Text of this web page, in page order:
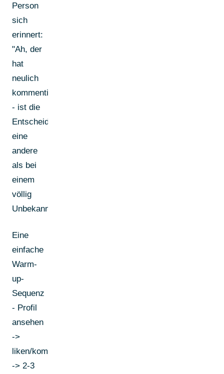
Person
sich
erinnert:
"Ah, der
hat
neulich
kommentiert"
- ist die
Entscheidung
eine
andere
als bei
einem
völlig
Unbekannten.
Eine
einfache
Warm-
up-
Sequenz
- Profil
ansehen
->
liken/kommentieren
-> 2-3